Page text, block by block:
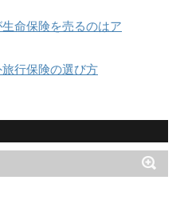
命保険を売るのはア
行保険の選び方